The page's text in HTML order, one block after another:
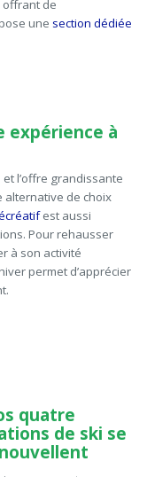
offrant de
une section dédiée
expérience à
l’offre grandissante
de choix
est aussi
Pour rehausser
à son activité
permet d’apprécier
quatre
de ski se